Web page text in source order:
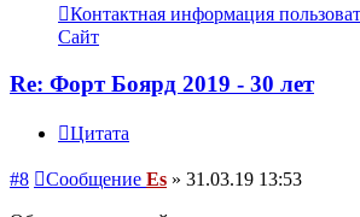
Контактная информация
Сайт
Re: Форт Боярд 2019 - 30 лет
Цитата
#8 Сообщение Es » 31.03.19 13:53